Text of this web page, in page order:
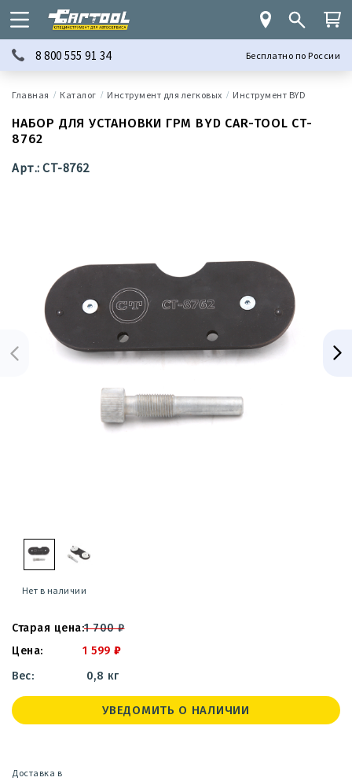
8 800 555 91 34 Бесплатно по России
Каталог Инструмент для легковых Инструмент BYD
НАБОР ДЛЯ УСТАНОВКИ ГРМ BYD CAR-TOOL CT-
8762
Арт.: CT-8762
1 700₽
1 599 ₽
0,8 кг
УВЕДОМИТЬ О НАЛИЧИИ
Нет в наличии
Доставка в